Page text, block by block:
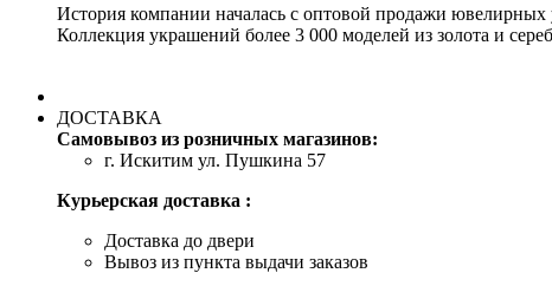
История компании началась с оптовой продажи
Коллекция украшений более 3 000 моделей из золота и
ДОСТАВКА
Самовывоз из розничных магазинов:
г. Искитим ул. Пушкина 57
Курьерская доставка :
Доставка до двери
Вывоз из пункта выдачи заказов